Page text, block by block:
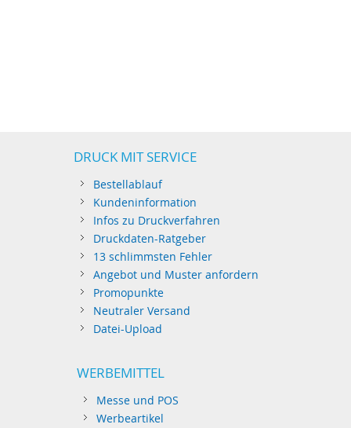
DRUCK MIT SERVICE
Bestellablauf
Kundeninformation
Infos zu Druckverfahren
Druckdaten-Ratgeber
13 schlimmsten Fehler
Angebot und Muster anfordern
Promopunkte
Neutraler Versand
Datei-Upload
WERBEMITTEL
Messe und POS
Werbeartikel